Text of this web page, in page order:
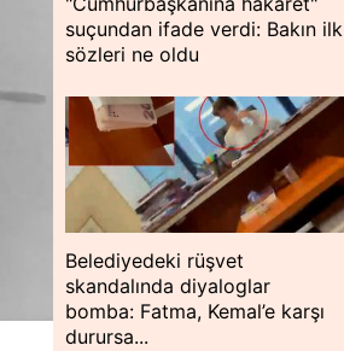
suçundan ifade verdi: Bakın ilk
sözleri ne oldu
Belediyedeki rüşvet
skandalında diyaloglar
bomba: Fatma, Kemal’e karşı
durursa...